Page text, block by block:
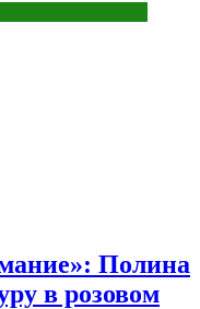
Полина
в розовом